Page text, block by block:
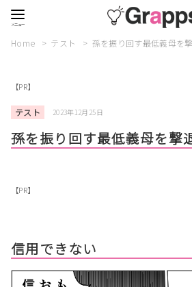
Home テスト 孫を振り回す最低義母を
【PR】
テスト 2023年12月25日
孫を振り回す最低義母を撃
【PR】
信用できない